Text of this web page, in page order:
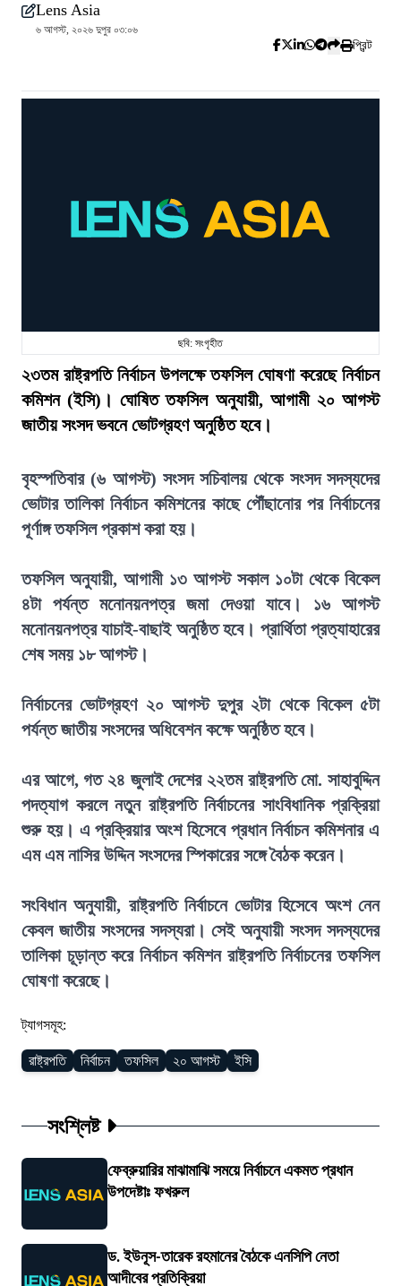
Lens Asia
৬ আগস্ট, ২০২৬ দুপুর ০৩:০৬
প্রিন্ট
ছবি: সংগৃহীত
২৩তম রাষ্ট্রপতি নির্বাচন উপলক্ষে তফসিল ঘোষণা করেছে নির্বাচন
কমিশন (ইসি)। ঘোষিত তফসিল অনুযায়ী, আগামী ২০ আগস্ট
জাতীয় সংসদ ভবনে ভোটগ্রহণ অনুষ্ঠিত হবে।
বৃহস্পতিবার (৬ আগস্ট) সংসদ সচিবালয় থেকে সংসদ সদস্যদের
ভোটার তালিকা নির্বাচন কমিশনের কাছে পৌঁছানোর পর নির্বাচনের
পূর্ণাঙ্গ তফসিল প্রকাশ করা হয়।
তফসিল অনুযায়ী, আগামী ১৩ আগস্ট সকাল ১০টা থেকে বিকেল
৪টা পর্যন্ত মনোনয়নপত্র জমা দেওয়া যাবে। ১৬ আগস্ট
মনোনয়নপত্র যাচাই-বাছাই অনুষ্ঠিত হবে। প্রার্থিতা প্রত্যাহারের
শেষ সময় ১৮ আগস্ট।
নির্বাচনের ভোটগ্রহণ ২০ আগস্ট দুপুর ২টা থেকে বিকেল ৫টা
পর্যন্ত জাতীয় সংসদের অধিবেশন কক্ষে অনুষ্ঠিত হবে।
এর আগে, গত ২৪ জুলাই দেশের ২২তম রাষ্ট্রপতি মো. সাহাবুদ্দিন
পদত্যাগ করলে নতুন রাষ্ট্রপতি নির্বাচনের সাংবিধানিক প্রক্রিয়া
শুরু হয়। এ প্রক্রিয়ার অংশ হিসেবে প্রধান নির্বাচন কমিশনার এ
এম এম নাসির উদ্দিন সংসদের স্পিকারের সঙ্গে বৈঠক করেন।
সংবিধান অনুযায়ী, রাষ্ট্রপতি নির্বাচনে ভোটার হিসেবে অংশ নেন
কেবল জাতীয় সংসদের সদস্যরা। সেই অনুযায়ী সংসদ সদস্যদের
তালিকা চূড়ান্ত করে নির্বাচন কমিশন রাষ্ট্রপতি নির্বাচনের তফসিল
ঘোষণা করেছে।
ট্যাগসমূহ:
রাষ্ট্রপতি নির্বাচন তফসিল ২০ আগস্ট ইসি
সংশ্লিষ্ট
ফেব্রুয়ারির মাঝামাঝি সময়ে নির্বাচনে একমত প্রধান
উপদেষ্টাঃ ফখরুল
ড. ইউনূস-তারেক রহমানের বৈঠকে এনসিপি নেতা
আদীবের প্রতিক্রিয়া